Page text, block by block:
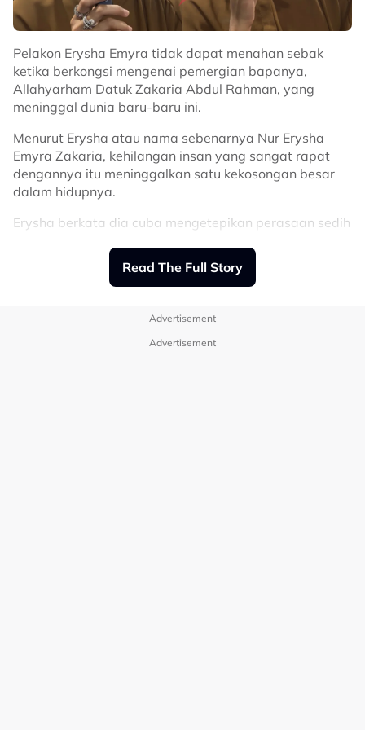
Pelakon Erysha Emyra tidak dapat menahan sebak
ketika berkongsi mengenai pemergian bapanya,
Allahyarham Datuk Zakaria Abdul Rahman, yang
meninggal dunia baru-baru ini.
Menurut Erysha atau nama sebenarnya Nur Erysha
Emyra Zakaria, kehilangan insan yang sangat rapat
dengannya itu meninggalkan satu kekosongan besar
dalam hidupnya.
Erysha berkata dia cuba mengetepikan perasaan sedih
yang telah dijadualkan.
dengan dia. Saya sangat manja dengan
dia… jadi bila dia tak ada rasa kosonglah.
Read The Full Story
Advertisement
Advertisement